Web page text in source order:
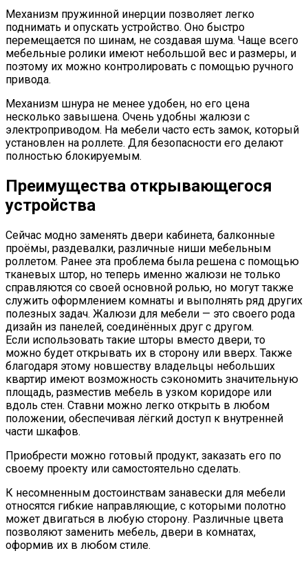
Механизм пружинной инерции позволяет легко
поднимать и опускать устройство. Оно быстро
перемещается по шинам, не создавая шума. Чаще всего
мебельные ролики имеют небольшой вес и размеры, и
поэтому их можно контролировать с помощью ручного
привода.
Механизм шнура не менее удобен, но его цена
несколько завышена. Очень удобны жалюзи с
электроприводом. На мебели часто есть замок, который
установлен на роллете. Для безопасности его делают
полностью блокируемым.
Преимущества открывающегося
устройства
Сейчас модно заменять двери кабинета, балконные
проёмы, раздевалки, различные ниши мебельным
роллетом. Ранее эта проблема была решена с помощью
тканевых штор, но теперь именно жалюзи не только
справляются со своей основной ролью, но могут также
служить оформлением комнаты и выполнять ряд других
полезных задач. Жалюзи для мебели — это своего рода
дизайн из панелей, соединённых друг с другом.
Если использовать такие шторы вместо двери, то
можно будет открывать их в сторону или вверх. Также
благодаря этому новшеству владельцы небольших
квартир имеют возможность сэкономить значительную
площадь, разместив мебель в узком коридоре или
вдоль стен. Ставни можно легко открыть в любом
положении, обеспечивая лёгкий доступ к внутренней
части шкафов.
Приобрести можно готовый продукт, заказать его по
своему проекту или самостоятельно сделать.
К несомненным достоинствам занавески для мебели
относятся гибкие направляющие, с которыми полотно
может двигаться в любую сторону. Различные цвета
позволяют заменить мебель, двери в комнатах,
оформив их в любом стиле.